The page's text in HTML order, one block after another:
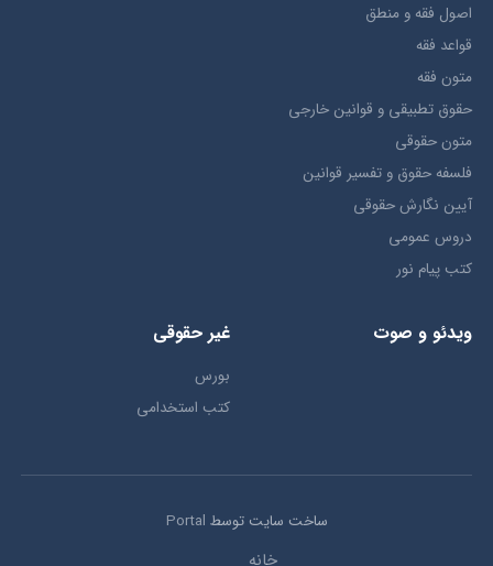
اصول فقه و منطق
قواعد فقه
متون فقه
حقوق تطبيقي و قوانین خارجی
متون حقوقي
فلسفه حقوق و تفسیر قوانین
آیین نگارش حقوقی
دروس عمومی
کتب پیام نور
ویدئو و صوت غیر حقوقی
بورس
کتب استخدامی
ساخت سایت توسط Portal